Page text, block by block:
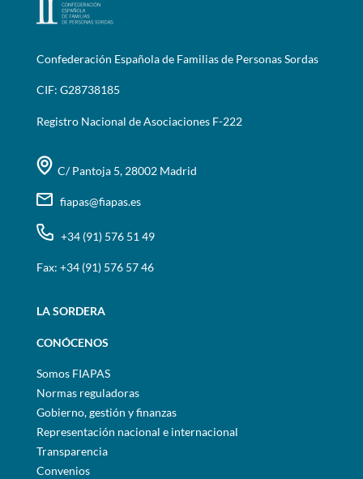
Confederación Española de Familias de Personas Sordas
CIF: G28738185
Registro Nacional de Asociaciones F-222
C/ Pantoja 5, 28002 Madrid
fiapas@fiapas.es
+34 (91) 576 51 49
Fax: +34 (91) 576 57 46
LA SORDERA
CONÓCENOS
Somos FIAPAS
Normas reguladoras
Gobierno, gestión y finanzas
Representación nacional e internacional
Transparencia
Convenios